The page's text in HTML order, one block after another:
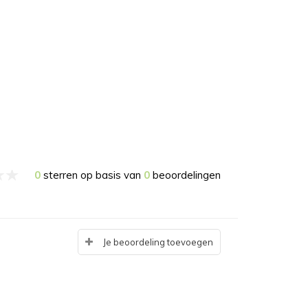
0 sterren op basis van 0 beoordelingen
Je beoordeling toevoegen